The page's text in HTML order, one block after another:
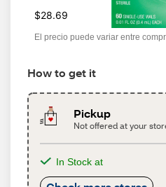
$28.69
El precio puede variar entre
How to get it
Pickup
Not offered at your
In Stock at